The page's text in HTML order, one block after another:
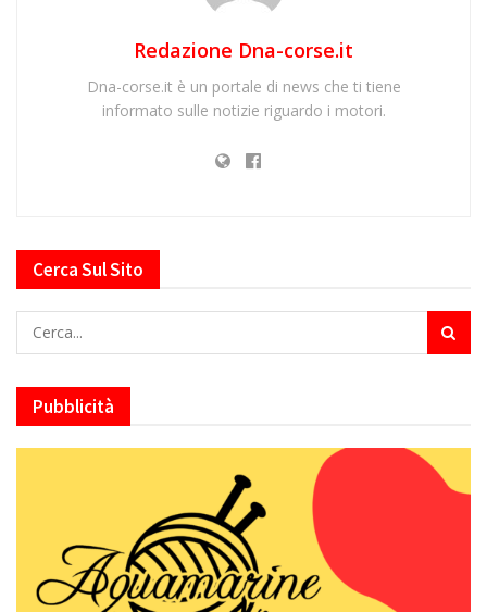
Redazione Dna-corse.it
Dna-corse.it è un portale di news che ti tiene
informato sulle notizie riguardo i motori.
Cerca Sul Sito
Pubblicità